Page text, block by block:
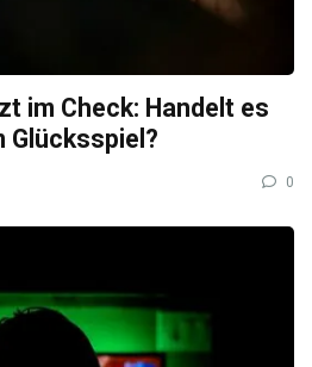
im Check: Handelt es
Glücksspiel?
0